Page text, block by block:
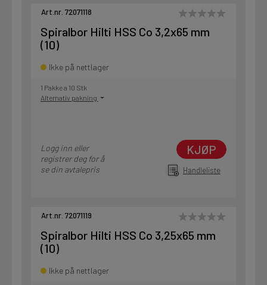
Art.nr. 72071118
Spiralbor Hilti HSS Co 3,2x65 mm
(10)
Ikke på nettlager
1 Pakke a 10 Stk
Alternativ pakning
Logg inn eller
registrer deg for å
se din avtalepris
KJØP
Handleliste
Art.nr. 72071119
Spiralbor Hilti HSS Co 3,25x65 mm
(10)
Ikke på nettlager